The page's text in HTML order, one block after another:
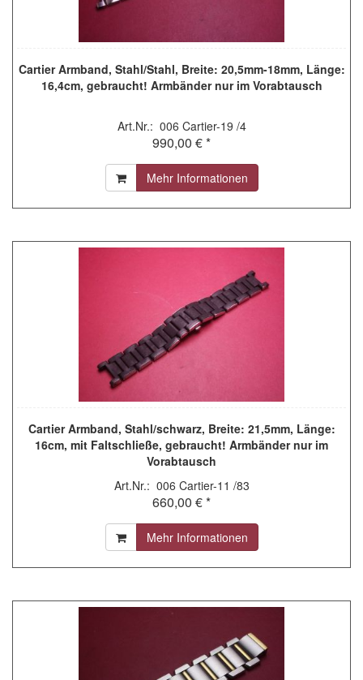
Cartier Armband, Stahl/Stahl, Breite: 20,5mm-18mm, Länge:
16,4cm, gebraucht! Armbänder nur im Vorabtausch
Art.Nr.: 006 Cartier-19 /4
990,00 € *
Mehr Informationen
Cartier Armband, Stahl/schwarz, Breite: 21,5mm, Länge:
16cm, mit Faltschließe, gebraucht! Armbänder nur im
Vorabtausch
Art.Nr.: 006 Cartier-11 /83
660,00 € *
Mehr Informationen